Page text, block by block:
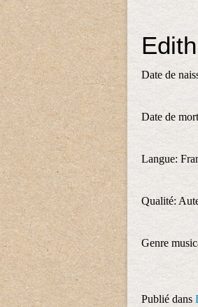
Date de
Date de
Langue:
Qualité:
Genre
Publié dans